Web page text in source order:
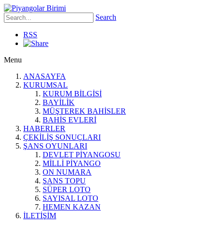
Search
RSS
Menu
ANASAYFA
KURUMSAL
KURUM BİLGİSİ
BAYİLİK
MÜŞTEREK BAHİSLER
BAHİS EVLERİ
HABERLER
ÇEKİLİŞ SONUÇLARI
ŞANS OYUNLARI
DEVLET PİYANGOSU
MİLLİ PİYANGO
ON NUMARA
ŞANS TOPU
SÜPER LOTO
SAYISAL LOTO
HEMEN KAZAN
İLETİŞİM